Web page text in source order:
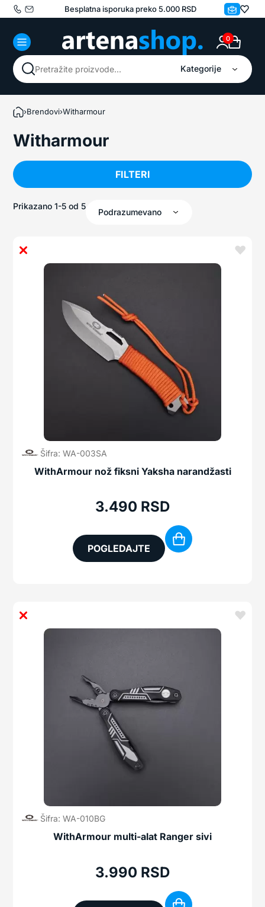
Besplatna isporuka preko 5.000 RSD
Kategorije
0
›Brendovi›Witharmour
Witharmour
FILTERI
Prikazano 1-5 od 5
Podrazumevano
Šifra: WA-003SA
WithArmour nož fiksni Yaksha narandžasti
3.490 RSD
POGLEDAJTE
Šifra: WA-010BG
WithArmour multi-alat Ranger sivi
3.990 RSD